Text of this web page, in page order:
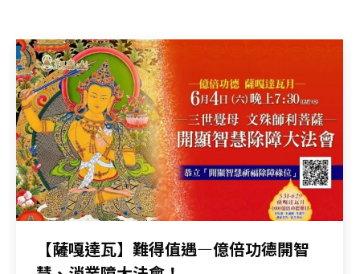
【薩嘎達瓦】難得值遇—億倍功德開智